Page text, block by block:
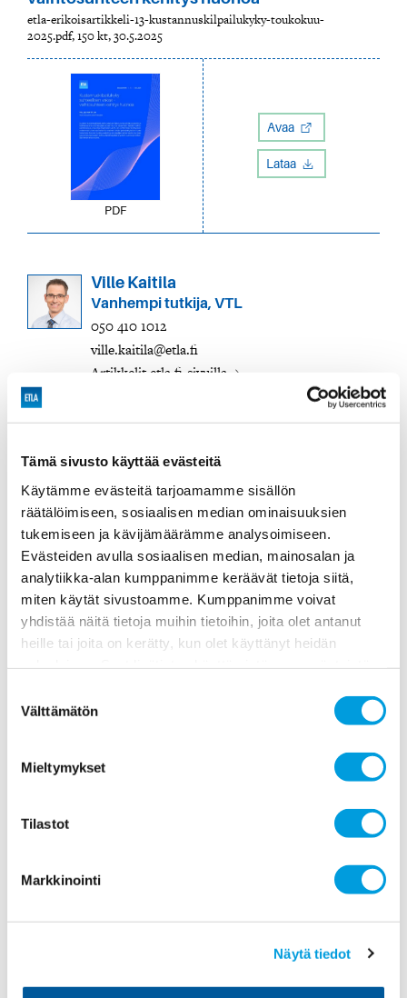
Tämä sivusto käyttää evästeitä
Käytämme evästeitä tarjoamamme sisällön
räätälöimiseen, sosiaalisen median ominaisuuksien
tukemiseen ja kävijämäärämme analysoimiseen.
Evästeiden avulla sosiaalisen median, mainosalan ja
analytiikka-alan kumppanimme keräävät tietoja siitä,
miten käytät sivustoamme. Kumppanimme voivat
yhdistää näitä tietoja muihin tietoihin, joita olet antanut
heille tai joita on kerätty, kun olet käyttänyt heidän
valinta
Välttämätön
Mieltymykset
Tilastot
Markkinointi
Näytä tiedot
etla-erikoisartikkeli-13-kustannuskilpailukyky-toukokuu-
2025.pdf, 150 kt, 30.5.2025
PDF
Avaa
Lataa
Ville Kaitila
Vanhempi tutkija, VTL
050 410 1012
ville.kaitila@etla.fi
Artikkelit etla.fi-sivuilla
Edellinen
tuotantoskenaarioita toimialoille